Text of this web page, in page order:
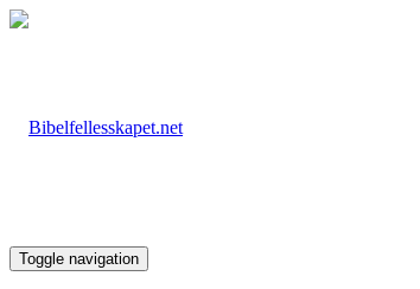
Toggle navigation